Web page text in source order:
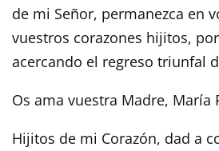
de mi Señor, permanezca en
vuestros corazones hijitos,
acercando el regreso triunfal
Os ama vuestra Madre, María
Hijitos de mi Corazón, dad a